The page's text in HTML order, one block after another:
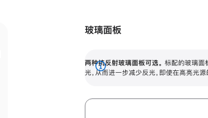
有高亮光源的场所使用，也能保持出色画质。
玻璃面板
两种抗反射玻璃面板可选。 标配的玻璃面
光，从而进一步减少反光，即使在高亮光
展